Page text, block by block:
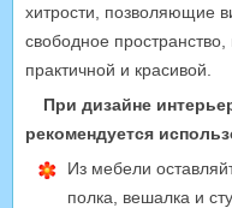
хитрости, позволяющие
свободное
практичной и красивой.
При дизайне
рекомендуется
Из мебели
полка, вешалка и